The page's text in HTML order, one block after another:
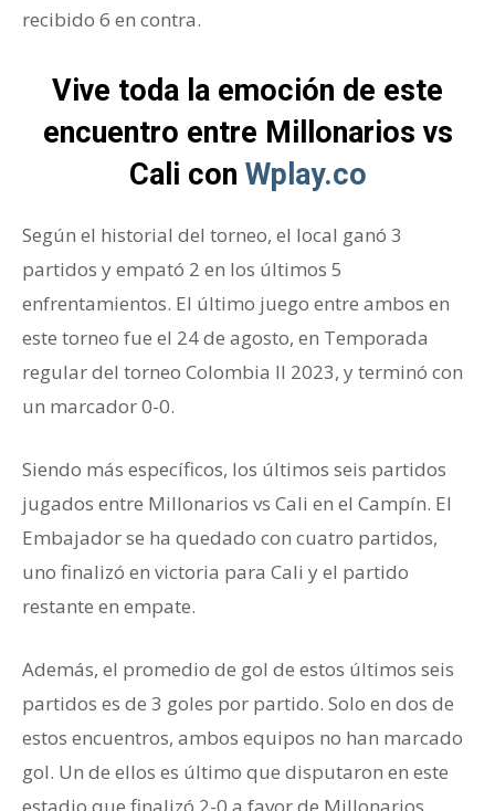
recibido 6 en contra.
Vive toda la emoción de este
encuentro entre Millonarios vs
Cali con Wplay.co
Según el historial del torneo, el local ganó 3
partidos y empató 2 en los últimos 5
enfrentamientos. El último juego entre ambos en
este torneo fue el 24 de agosto, en Temporada
regular del torneo Colombia II 2023, y terminó con
un marcador 0-0.
Siendo más específicos, los últimos seis partidos
jugados entre Millonarios vs Cali en el Campín. El
Embajador se ha quedado con cuatro partidos,
uno finalizó en victoria para Cali y el partido
restante en empate.
Además, el promedio de gol de estos últimos seis
partidos es de 3 goles por partido. Solo en dos de
estos encuentros, ambos equipos no han marcado
gol. Un de ellos es último que disputaron en este